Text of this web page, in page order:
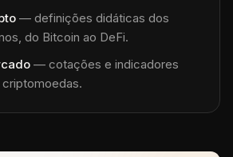
— definições didáticas dos
do Bitcoin ao DeFi.
— cotações e indicadores